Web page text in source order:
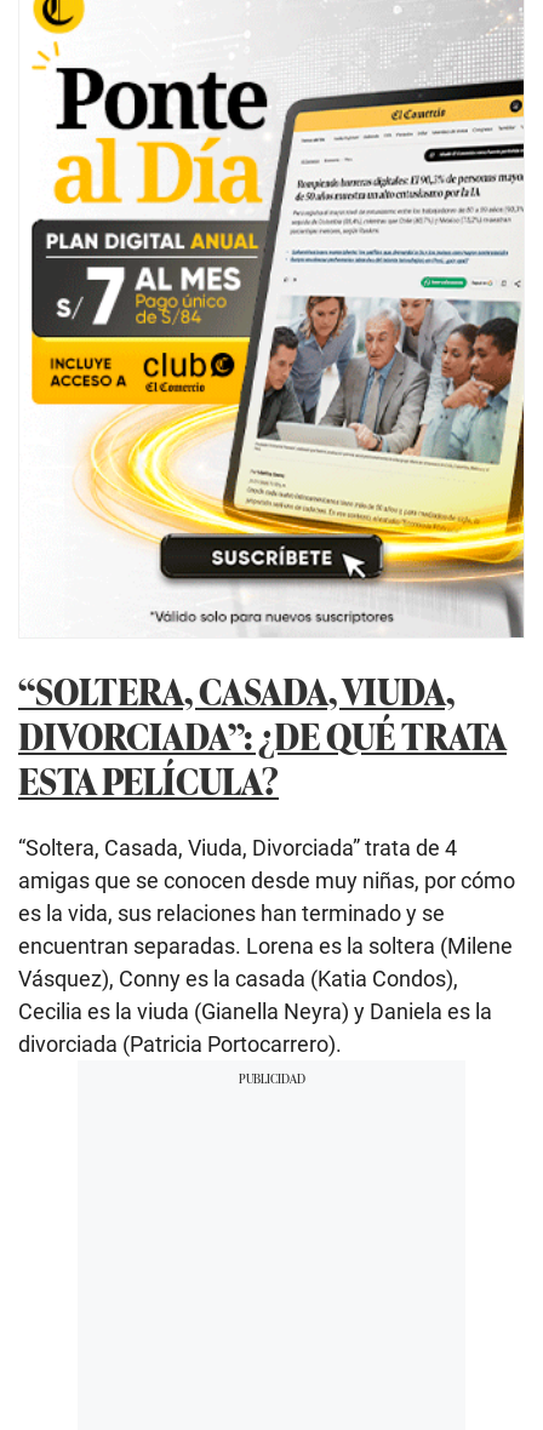
“SOLTERA, CASADA, VIUDA,
DIVORCIADA”: ¿DE QUÉ TRATA
ESTA PELÍCULA?
“Soltera, Casada, Viuda, Divorciada” trata de 4
amigas que se conocen desde muy niñas, por cómo
es la vida, sus relaciones han terminado y se
encuentran separadas. Lorena es la soltera (Milene
Vásquez), Conny es la casada (Katia Condos),
Cecilia es la viuda (Gianella Neyra) y Daniela es la
divorciada (Patricia Portocarrero).